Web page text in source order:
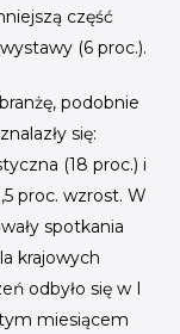
część
(6 proc.).
podobnie
się:
(18 proc.) i
proc. wzrost. W
spotkania
krajowych
odbyło się w I
miesiącem